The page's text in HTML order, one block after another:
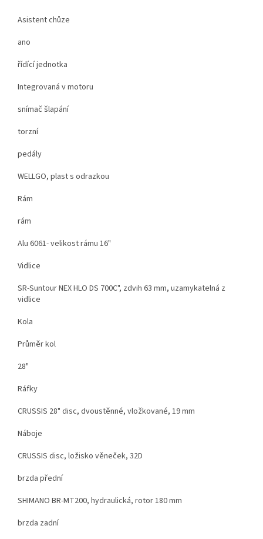
Asistent chůze
ano
řídící jednotka
Integrovaná v motoru
snímač šlapání
torzní
pedály
WELLGO, plast s odrazkou
Rám
rám
Alu 6061- velikost rámu 16"
Vidlice
SR-Suntour NEX HLO DS 700C", zdvih 63 mm, uzamykatelná z
vidlice
Kola
Průměr kol
28"
Ráfky
CRUSSIS 28" disc, dvoustěnné, vložkované, 19 mm
Náboje
CRUSSIS disc, ložisko věneček, 32D
brzda přední
SHIMANO BR-MT200, hydraulická, rotor 180 mm
brzda zadní